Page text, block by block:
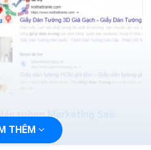
tường Marketing Seo
4.0 việc marketing hay tiếp
THÊM